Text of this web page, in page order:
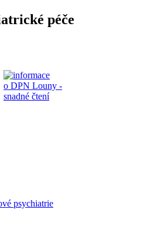
péče
psychiatrie